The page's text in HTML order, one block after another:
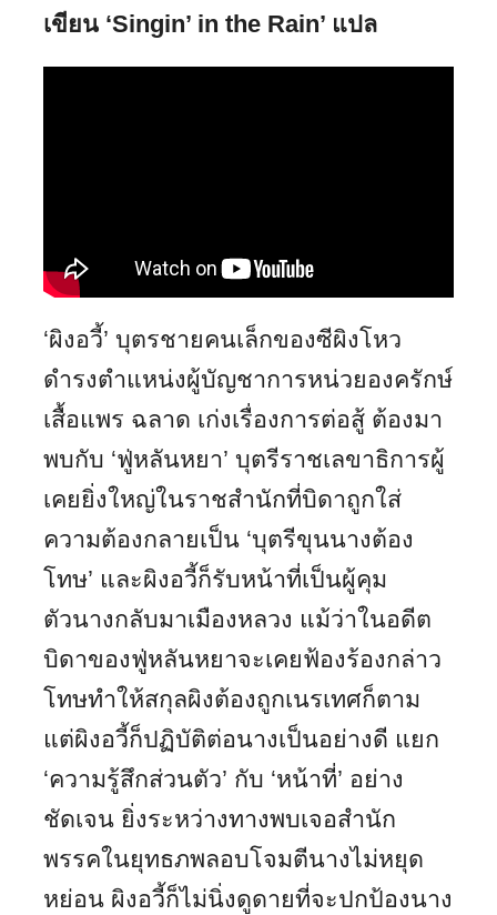
เขียน ‘Singin’ in the Rain’ แปล
‘ผิงอวี้’ บุตรชายคนเล็กของซีผิงโหว
ดำรงตำแหน่งผู้บัญชาการหน่วยองครักษ์
เสื้อแพร ฉลาด เก่งเรื่องการต่อสู้ ต้องมา
พบกับ ‘ฟู่หลันหยา’ บุตรีราชเลขาธิการผู้
เคยยิ่งใหญ่ในราชสำนักที่บิดาถูกใส่
ความต้องกลายเป็น ‘บุตรีขุนนางต้อง
โทษ’ และผิงอวี้ก็รับหน้าที่เป็นผู้คุม
ตัวนางกลับมาเมืองหลวง แม้ว่าในอดีต
บิดาของฟู่หลันหยาจะเคยฟ้องร้องกล่าว
โทษทำให้สกุลผิงต้องถูกเนรเทศก็ตาม
แต่ผิงอวี้ก็ปฏิบัติต่อนางเป็นอย่างดี แยก
‘ความรู้สึกส่วนตัว’ กับ ‘หน้าที่’ อย่าง
ชัดเจน ยิ่งระหว่างทางพบเจอสำนัก
พรรคในยุทธภพลอบโจมตีนางไม่หยุด
หย่อน ผิงอวี้ก็ไม่นิ่งดูดายที่จะปกป้องนาง